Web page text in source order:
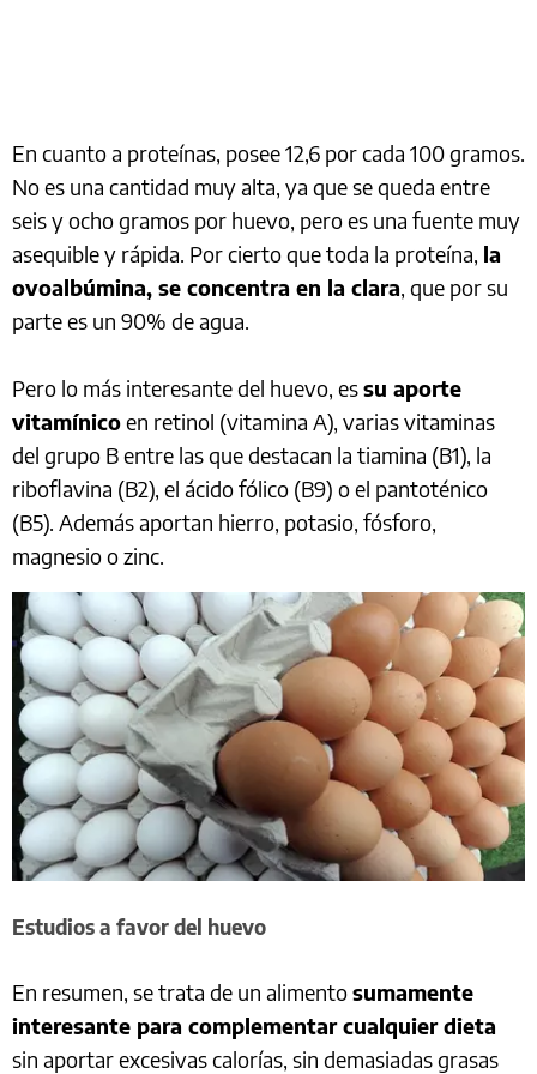
En cuanto a proteínas, posee 12,6 por cada 100 gramos.
No es una cantidad muy alta, ya que se queda entre
seis y ocho gramos por huevo, pero es una fuente muy
asequible y rápida. Por cierto que toda la proteína, la
ovoalbúmina, se concentra en la clara , que por su
parte es un 90% de agua.
Pero lo más interesante del huevo, essu aporte
vitamínicoen retinol (vitamina A), varias vitaminas
del grupo B entre las que destacan la tiamina (B1), la
riboflavina (B2), el ácido fólico (B9) o el pantoténico
(B5). Además aportan hierro, potasio, fósforo,
magnesio o zinc.
Estudios a favor del huevo
En resumen, se trata de un alimentosumamente
interesante para complementar cualquier dieta
sin aportar excesivas calorías, sin demasiadas grasas